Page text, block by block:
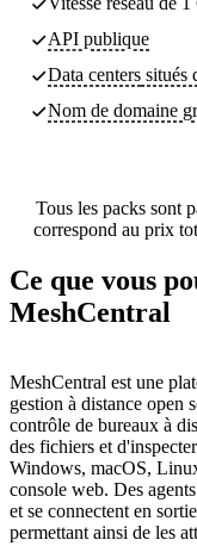
API publique
Data centers situés
Nom de domaine
Tous les packs sont
correspond au prix
Ce que vous
MeshCentral
MeshCentral est une
gestion à distance open
contrôle de bureaux à
des fichiers et
Windows, macOS,
console web. Des
et se connectent en
permettant ainsi de les